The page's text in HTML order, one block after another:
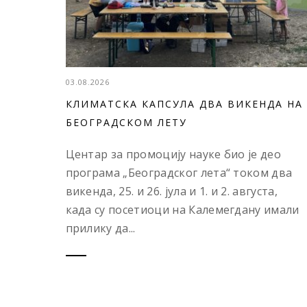
03.08.2026
КЛИМАТСКА КАПСУЛА ДВА ВИКЕНДА НА
БЕОГРАДСКОМ ЛЕТУ
Центар за промоцију науке био је део
програма „Београдског лета“ током два
викенда, 25. и 26. јула и 1. и 2. августа,
када су посетиоци на Калемегдану имали
прилику да...